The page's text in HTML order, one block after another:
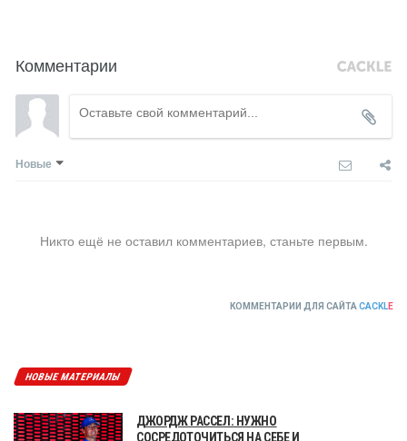
Комментарии
Новые
Никто ещё не оставил комментариев, станьте первым.
КОММЕНТАРИИ ДЛЯ САЙТА CACKLE
НОВЫЕ МАТЕРИАЛЫ
ДЖОРДЖ РАССЕЛ: НУЖНО
СОСРЕДОТОЧИТЬСЯ НА СЕБЕ И